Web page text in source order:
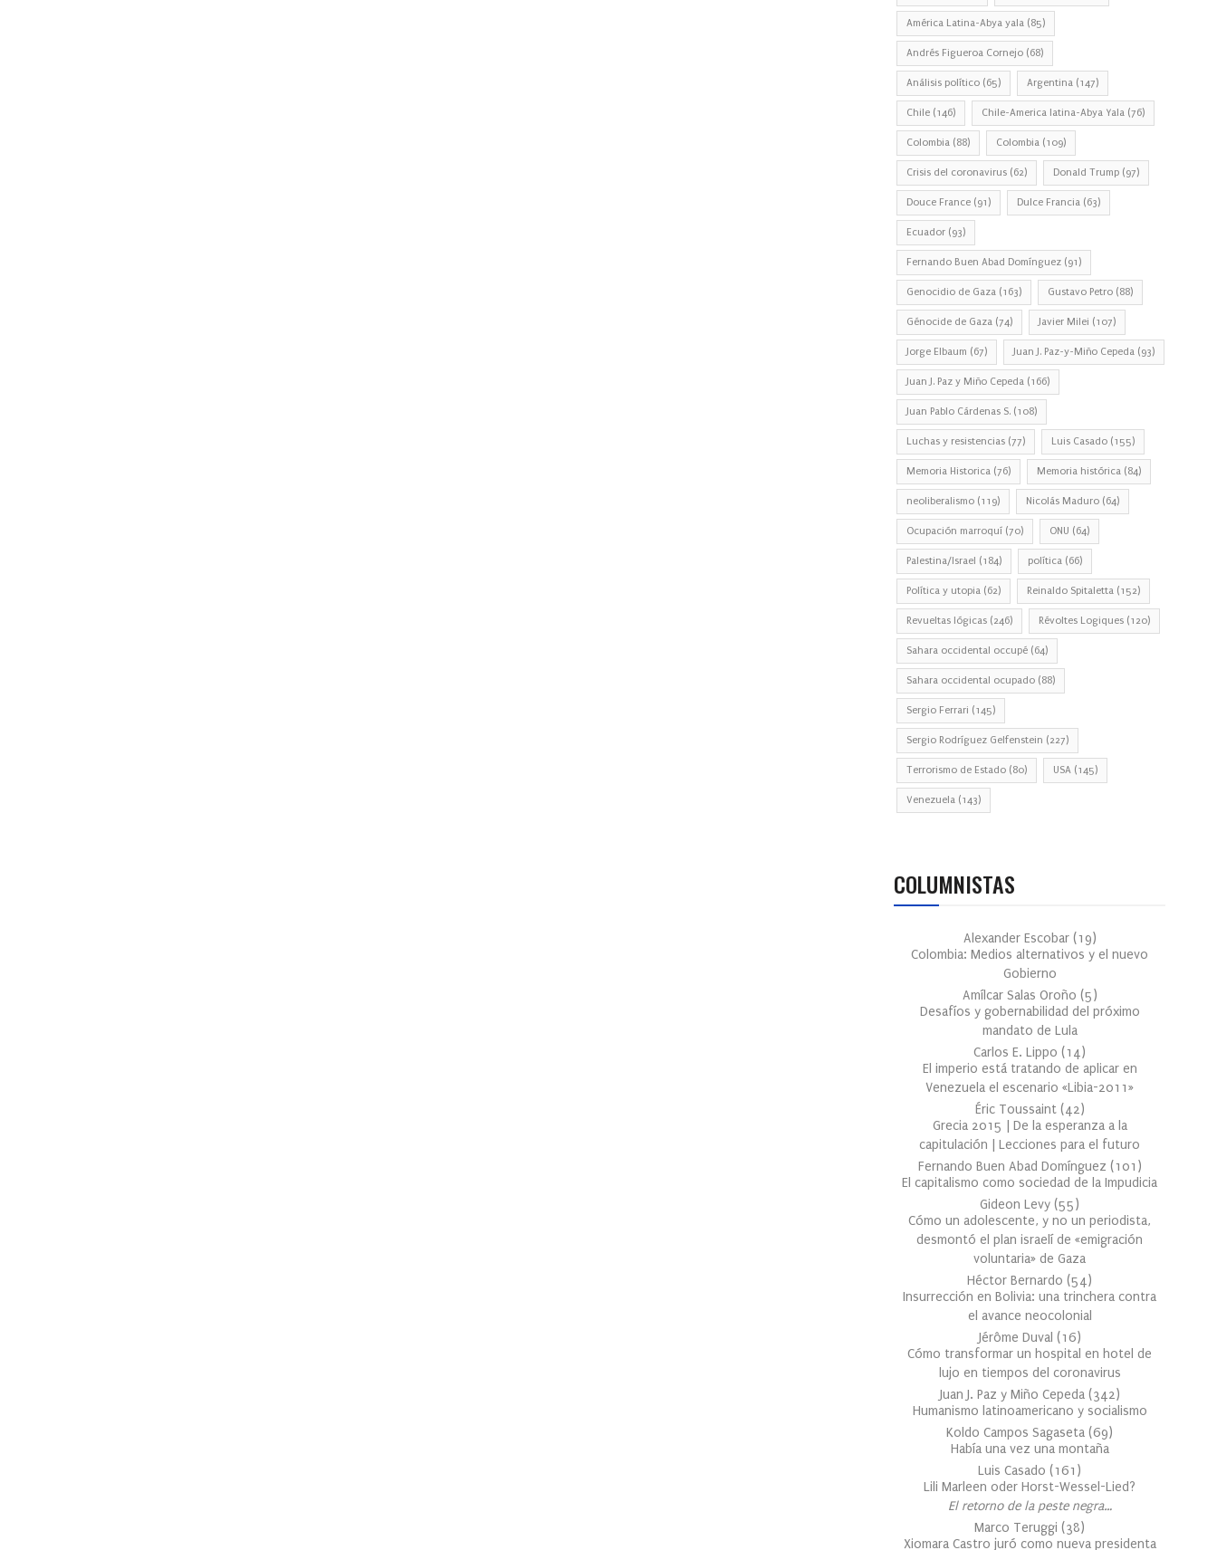
América Latina-Abya yala (85)
Andrés Figueroa Cornejo (68)
Análisis político (65) Argentina (147)
Chile (146) Chile-America latina-Abya Yala (76)
Colombia (88) Colombia (109)
Crisis del coronavirus (62) Donald Trump (97)
Douce France (91) Dulce Francia (63)
Ecuador (93)
Fernando Buen Abad Domínguez (91)
Genocidio de Gaza (163) Gustavo Petro (88)
Génocide de Gaza (74) Javier Milei (107)
Jorge Elbaum (67) Juan J. Paz-y-Miño Cepeda (93)
Juan J. Paz y Miño Cepeda (166)
Juan Pablo Cárdenas S. (108)
Luchas y resistencias (77) Luis Casado (155)
Memoria Historica (76) Memoria histórica (84)
neoliberalismo (119) Nicolás Maduro (64)
Ocupación marroquí (70) ONU (64)
Palestina/Israel (184) política (66)
Política y utopia (62) Reinaldo Spitaletta (152)
Revueltas lógicas (246) Révoltes Logiques (120)
Sahara occidental occupé (64)
Sahara occidental ocupado (88)
Sergio Ferrari (145)
Sergio Rodríguez Gelfenstein (227)
Terrorismo de Estado (80) USA (145)
Venezuela (143)
COLUMNISTAS
Alexander Escobar (19)
Colombia: Medios alternativos y el nuevo
Gobierno
Amílcar Salas Oroño (5)
Desafíos y gobernabilidad del próximo
mandato de Lula
Carlos E. Lippo (14)
El imperio está tratando de aplicar en
Venezuela el escenario «Libia-2011»
Éric Toussaint (42)
Grecia 2015 | De la esperanza a la
capitulación | Lecciones para el futuro
Fernando Buen Abad Domínguez (101 )
El capitalismo como sociedad de la Impudicia
Gideon Levy (55)
Cómo un adolescente, y no un periodista,
desmontó el plan israelí de «emigración
voluntaria» de Gaza
Héctor Bernardo (54)
Insurrección en Bolivia: una trinchera contra
el avance neocolonial
Jérôme Duval (16)
Cómo transformar un hospital en hotel de
lujo en tiempos del coronavirus
Juan J. Paz y Miño Cepeda (342)
Humanismo latinoamericano y socialismo
Koldo Campos Sagaseta (69)
Había una vez una montaña
Luis Casado (161 )
Lili Marleen oder Horst-Wessel-Lied?
El retorno de la peste negra…
Marco Teruggi (38)
Xiomara Castro juró como nueva presidenta